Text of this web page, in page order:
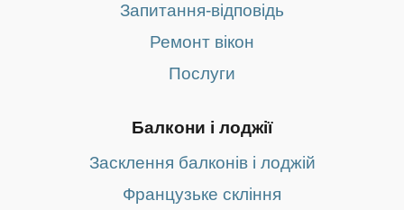
Запитання-відповідь
Ремонт вікон
Послуги
Балкони і лоджії
Засклення балконів і лоджій
Французьке скління